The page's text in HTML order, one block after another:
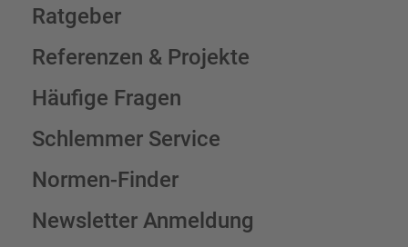
Ratgeber
Referenzen & Projekte
Häufige Fragen
Schlemmer Service
Normen-Finder
Newsletter Anmeldung